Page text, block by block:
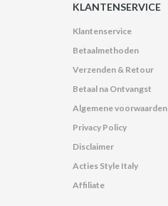
KLANTENSERVICE
Klantenservice
Betaalmethoden
Verzenden & Retour
Betaal na Ontvangst
Algemene voorwaarden
Privacy Policy
Disclaimer
Acties Style Italy
Affiliate